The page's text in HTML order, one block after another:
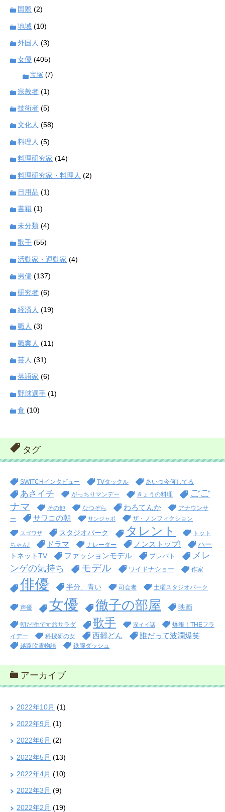
国際 (2)
地域 (10)
外国人 (3)
女優 (405)
宝塚 (7)
宗教者 (1)
技術者 (5)
文化人 (58)
料理人 (5)
料理研究家 (14)
料理研究家・料理人 (2)
日用品 (1)
書籍 (1)
未分類 (4)
歌手 (55)
活動家・運動家 (4)
男優 (137)
研究者 (6)
経済人 (19)
職人 (3)
職業人 (11)
芸人 (31)
落語家 (6)
野球選手 (1)
食 (10)
タグ
SWITCHインタビュー TVタックル あいつ今何してる
あさイチ がっちりマンデー きょうの料理
ごご
ナマ
その他 なつぞら わろてんか
アナウンサ
ー
サワコの朝 サンジャポ ザ・ノンフィクション
スゴワザ スタジオパーク タレント
トット
ちゃん!
ドラマ ナレーター ノンストップ!
ハー
トネットTV
ファッションモデル プレバト
メレ
ンゲの気持ち
モデル ワイドナショー 作家
俳優 半分、青い 司会者 土曜スタジオパーク
声優 女優 徹子の部屋 映画
朝だ!生です旅サラダ 歌手 深イイ話
爆報！THEフラ
イデー
科捜研の女 西郷どん 誰だって波瀾爆笑
越路吹雪物語 鉄腕ダッシュ
アーカイブ
2022年10月 (1)
2022年9月 (1)
2022年6月 (2)
2022年5月 (13)
2022年4月 (10)
2022年3月 (9)
2022年2月 (19)